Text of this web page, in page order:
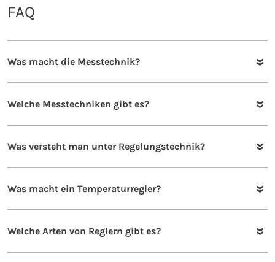
FAQ
Was macht die Messtechnik?
Welche Messtechniken gibt es?
Was versteht man unter Regelungstechnik?
Was macht ein Temperaturregler?
Welche Arten von Reglern gibt es?